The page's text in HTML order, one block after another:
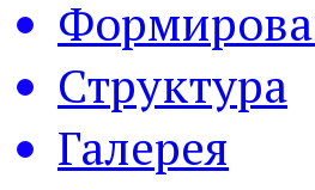
Структура
Галерея